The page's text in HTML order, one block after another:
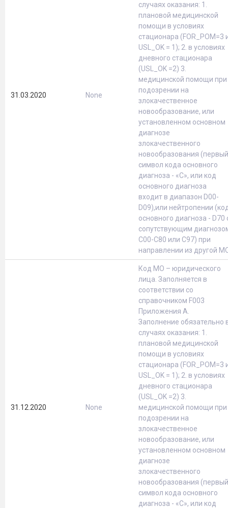
31.03.2020 None
случаях оказания: 1.
плановой медицинской
помощи в условиях
стационара (FOR_POM=3
USL_OK = 1); 2. в условиях
дневного стационара
(USL_OK =2) 3.
медицинской помощи при
подозрении на
злокачественное
новообразование, или
установленном основном
диагнозе
злокачественного
новообразования (первый
символ кода основного
диагноза - «С», или код
основного диагноза
входит в диапазон D00-
D09),или нейтропении
основного диагноза - D70
сопутствующим
C00-C80 или C97) при
направлении из другой
31.12.2020 None
Код МО – юридического
лица. Заполняется в
соответствии со
справочником F003
Приложения А.
Заполнение обязательно
случаях оказания: 1.
плановой медицинской
помощи в условиях
стационара (FOR_POM=3
USL_OK = 1); 2. в условиях
дневного стационара
(USL_OK =2) 3.
медицинской помощи при
подозрении на
злокачественное
новообразование, или
установленном основном
диагнозе
злокачественного
новообразования (первый
символ кода основного
диагноза - «С», или код